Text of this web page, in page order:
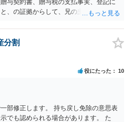
与契約書、贈与税の支払事実、登記に
、の証拠からして、兄の主張は通らな
し立てて進めるのがベターのような気
分割
役にたった 10
部修正します。 持ち戻し免除の意思表
でも認められる場合があります。 た